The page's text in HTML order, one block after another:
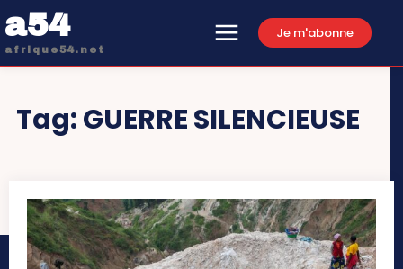
a54
afrique54.net
Je m'abonne
Tag:GUERRE SILENCIEUSE